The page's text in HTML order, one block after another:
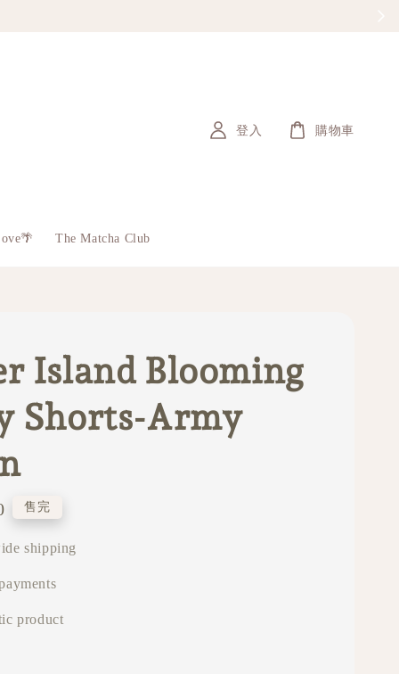
The Matcha Club
登入 購物車
Island Blooming
Shorts-Army
售完
shipping
product